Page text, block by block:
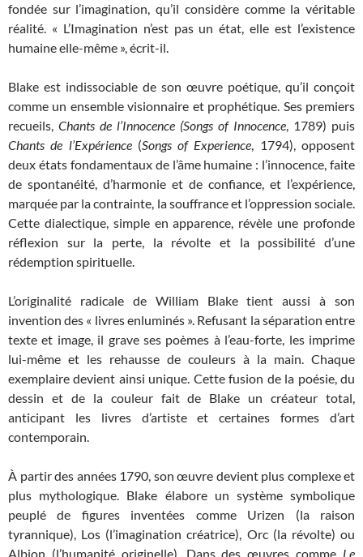
fondée sur l’imagination, qu’il considère comme la véritable
réalité. « L’Imagination n’est pas un état, elle est l’existence
humaine elle-même », écrit-il.
Blake est indissociable de son œuvre poétique, qu’il conçoit
comme un ensemble visionnaire et prophétique. Ses premiers
recueils, Chants de l’Innocence (Songs of Innocence, 1789) puis
Chants de l’Expérience(Songs of Experience, 1794), opposent
deux états fondamentaux de l’âme humaine : l’innocence, faite
de spontanéité, d’harmonie et de confiance, et l’expérience,
marquée par la contrainte, la souffrance et l’oppression sociale.
Cette dialectique, simple en apparence, révèle une profonde
réflexion sur la perte, la révolte et la possibilité d’une
rédemption spirituelle.
L’originalité radicale de William Blake tient aussi à son
invention des « livres enluminés ». Refusant la séparation entre
texte et image, il grave ses poèmes à l’eau-forte, les imprime
lui-même et les rehausse de couleurs à la main. Chaque
exemplaire devient ainsi unique. Cette fusion de la poésie, du
dessin et de la couleur fait de Blake un créateur total,
anticipant les livres d’artiste et certaines formes d’art
contemporain.
À partir des années 1790, son œuvre devient plus complexe et
plus mythologique. Blake élabore un système symbolique
peuplé de figures inventées comme Urizen (la raison
tyrannique), Los (l’imagination créatrice), Orc (la révolte) ou
Albion (l’humanité originelle). Dans des œuvres comme Le